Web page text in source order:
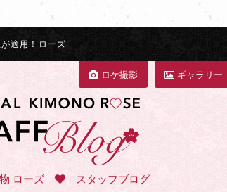
適用！ローズ
ロケ撮影 ギャラリー
ローズ スタッフブログ